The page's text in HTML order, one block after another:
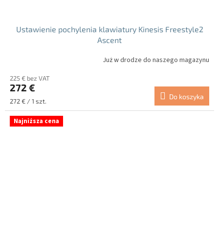
Ustawienie pochylenia klawiatury Kinesis Freestyle2
Ascent
Już w drodze do naszego magazynu
225 € bez VAT
272 €
Cena
jednostkowa:
272 € / 1 szt.
Do koszyka
Najniższa cena